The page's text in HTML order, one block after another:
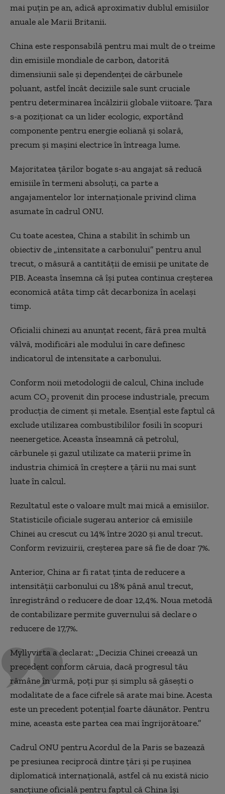
mai puțin pe an, adică aproximativ dublul emisiilor
anuale ale Marii Britanii.
China este responsabilă pentru mai mult de o treime
din emisiile mondiale de carbon, datorită
dimensiunii sale și dependenței de cărbunele
poluant, astfel încât deciziile sale sunt cruciale
pentru determinarea încălzirii globale viitoare. Țara
s-a poziționat ca un lider ecologic, exportând
componente pentru energie eoliană și solară,
precum și mașini electrice în întreaga lume.
Majoritatea țărilor bogate s-au angajat să reducă
emisiile în termeni absoluți, ca parte a
angajamentelor lor internaționale privind clima
asumate în cadrul ONU.
Cu toate acestea, China a stabilit în schimb un
obiectiv de „intensitate a carbonului” pentru anul
trecut, o măsură a cantității de emisii pe unitate de
PIB. Aceasta însemna că își putea continua creșterea
economică atâta timp cât decarboniza în același
timp.
Oficialii chinezi au anunțat recent, fără prea multă
vâlvă, modificări ale modului în care definesc
indicatorul de intensitate a carbonului.
Conform noii metodologii de calcul, China include
acum CO₂ provenit din procese industriale, precum
producția de ciment și metale. Esențial este faptul că
exclude utilizarea combustibililor fosili în scopuri
neenergetice. Aceasta înseamnă că petrolul,
cărbunele și gazul utilizate ca materii prime în
industria chimică în creștere a țării nu mai sunt
luate în calcul.
Rezultatul este o valoare mult mai mică a emisiilor.
Statisticile oficiale sugerau anterior că emisiile
Chinei au crescut cu 14% între 2020 și anul trecut.
Conform revizuirii, creșterea pare să fie de doar 7%.
Anterior, China ar fi ratat ținta de reducere a
intensității carbonului cu 18% până anul trecut,
înregistrând o reducere de doar 12,4%. Noua metodă
de contabilizare permite guvernului să declare o
reducere de 17,7%.
Myllyvirta a declarat: „Decizia Chinei creează un
precedent conform căruia, dacă progresul tău
rămâne în urmă, poți pur și simplu să găsești o
modalitate de a face cifrele să arate mai bine. Acesta
este un precedent potențial foarte dăunător. Pentru
mine, aceasta este partea cea mai îngrijorătoare.”
Cadrul ONU pentru Acordul de la Paris se bazează
pe presiunea reciprocă dintre țări și pe rușinea
diplomatică internațională, astfel că nu există nicio
sancțiune oficială pentru faptul că China își